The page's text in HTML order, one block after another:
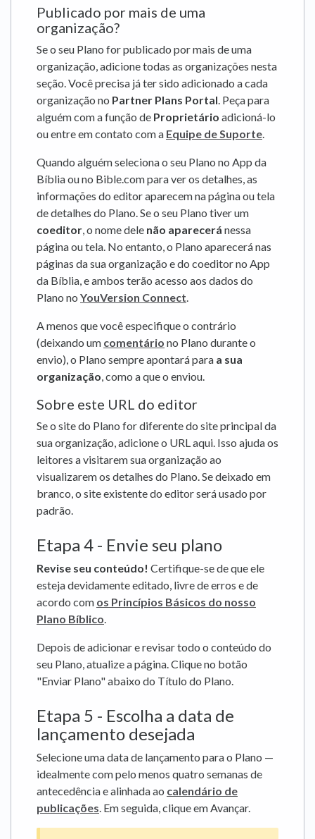
Publicado por mais de uma
organização?
Se o seu Plano for publicado por mais de uma
organização, adicione todas as organizações nesta
seção. Você precisa já ter sido adicionado a cada
organização no Partner Plans Portal . Peça para
alguém com a função de Proprietário adicioná-lo
ou entre em contato com a Equipe de Suporte
Quando alguém seleciona o seu Plano no App da
Bíblia ou no Bible.com para ver os detalhes, as
informações do editor aparecem na página ou tela
de detalhes do Plano. Se o seu Plano tiver um
coeditor , o nome dele não aparecerá nessa
página ou tela. No entanto, o Plano aparecerá nas
páginas da sua organização e do coeditor no App
da Bíblia, e ambos terão acesso aos dados do
Plano no YouVersion Connect
A menos que você especifique o contrário
(deixando um comentário no Plano durante o
envio), o Plano sempre apontará para a sua
organização , como a que o enviou.
Sobre este URL do editor
Se o site do Plano for diferente do site principal da
sua organização, adicione o URL aqui. Isso ajuda os
leitores a visitarem sua organização ao
visualizarem os detalhes do Plano. Se deixado em
branco, o site existente do editor será usado por
padrão.
Etapa 4 - Envie seu plano
Revise seu conteúdo! Certifique-se de que ele
esteja devidamente editado, livre de erros e de
acordo com os Princípios Básicos do nosso
Plano Bíblico
Depois de adicionar e revisar todo o conteúdo do
seu Plano, atualize a página. Clique no botão
"Enviar Plano" abaixo do Título do Plano.
Etapa 5 - Escolha a data de
lançamento desejada
Selecione uma data de lançamento para o Plano —
idealmente com pelo menos quatro semanas de
antecedência e alinhada ao calendário de
publicações . Em seguida, clique em Avançar.